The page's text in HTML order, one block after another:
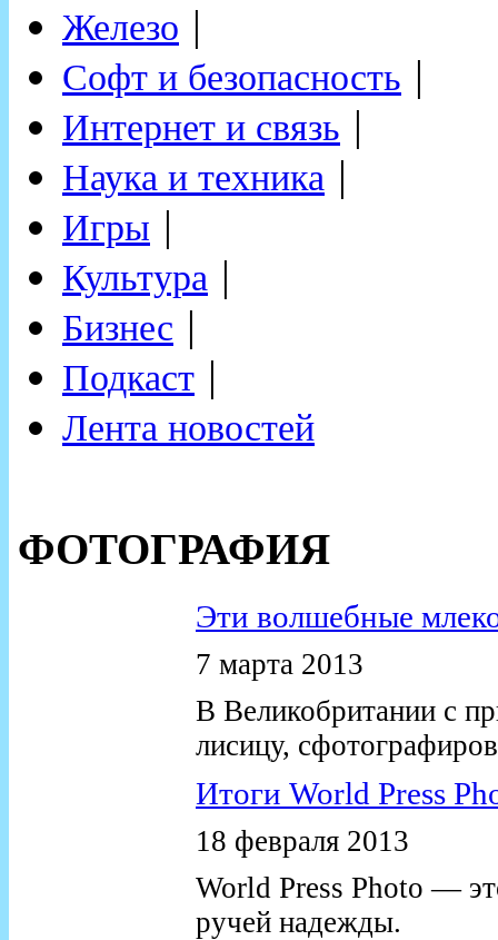
Железо |
Софт и безопасность |
Интернет и связь |
Наука и техника |
Игры |
Культура |
Бизнес |
Подкаст |
Лента новостей
ФОТОГРАФИЯ
Эти волшебные
7 марта 2013
В Великобритании с
лисицу,
Итоги World Press
18 февраля 2013
World Press Photo —
ручей надежды.